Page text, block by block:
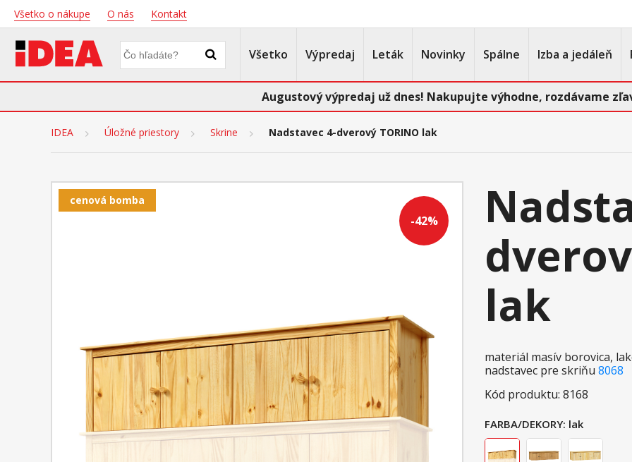
Všetko o nákupe O nás Kontakt
Všetko Výpredaj Leták Novinky Spálne Izba a jedáleň
Augustový výpredaj už dnes! Nakupujte výhodne, rozdávame
IDEA Úložné priestory Skrine Nadstavec 4-dverový TORINO lak
-42%
cenová bomba
lak
materiál masív borovica,
nadstavec pre skriňu 8068
Kód produktu: 8168
FARBA/DEKORY: lak